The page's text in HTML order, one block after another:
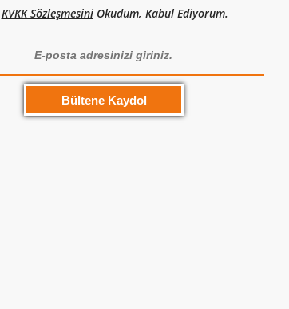
KVKK SözleşmesiniOkudum, Kabul Ediyorum.